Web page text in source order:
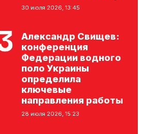
30 июля 2026, 13:45
Александр Свищев:
конференция
Федерации водного
поло Украины
определила
ключевые
направления работы
28 июля 2026, 15:23